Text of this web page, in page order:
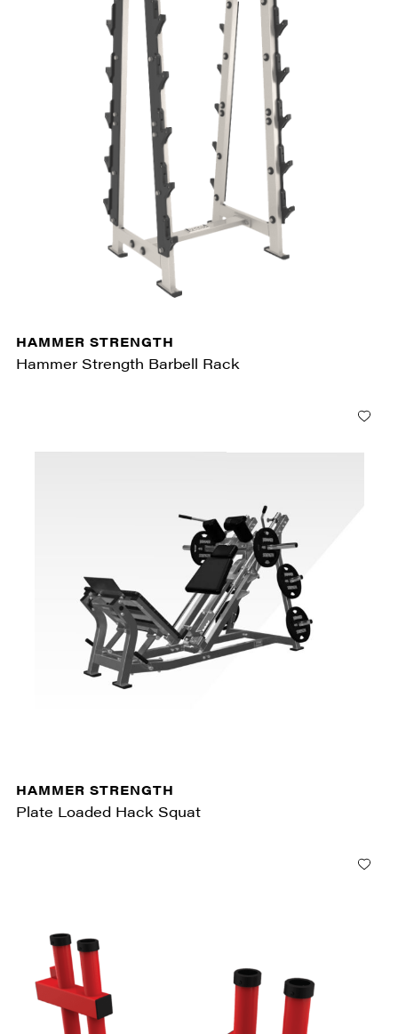
HAMMER STRENGTH
Hammer Strength Barbell Rack
HAMMER STRENGTH
Plate Loaded Hack Squat